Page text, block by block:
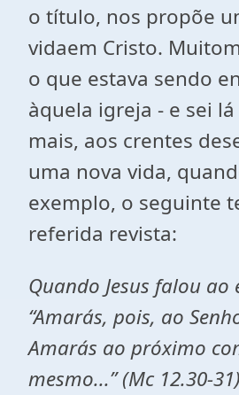
o título, nos propõe
vidaem Cristo.
o que estava sendo
àquela igreja - e sei
mais, aos crentes
uma nova vida,
exemplo, o seguinte
referida revista:
Quando Jesus falou ao
“Amarás, pois, ao
Amarás ao próximo
mesmo...” (Mc 12.30-